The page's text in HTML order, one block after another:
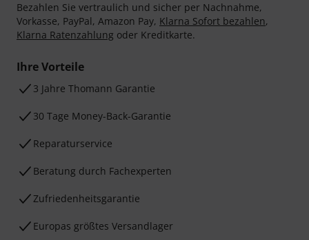
Bezahlen Sie vertraulich und sicher per Nachnahme,
Vorkasse, PayPal, Amazon Pay, Klarna Sofort bezahlen,
Klarna Ratenzahlung oder Kreditkarte.
Ihre Vorteile
3 Jahre Thomann Garantie
30 Tage Money-Back-Garantie
Reparaturservice
Beratung durch Fachexperten
Zufriedenheitsgarantie
Europas größtes Versandlager